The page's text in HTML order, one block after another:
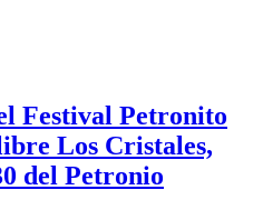
Festival Petronito
Los Cristales,
del Petronio